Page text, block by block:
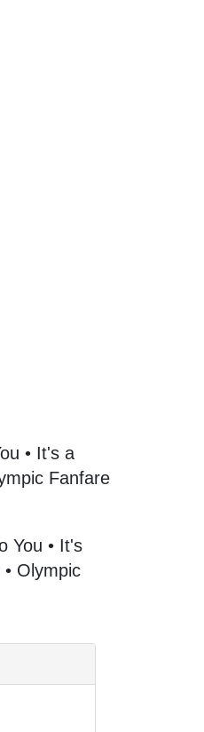
• It's a
Fanfare
You • It's
• Olympic